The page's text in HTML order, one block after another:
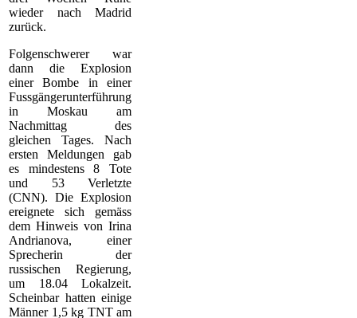
wieder nach Madrid
zurück.
Folgenschwerer war
dann die Explosion
einer Bombe in einer
Fussgängerunterführung
in Moskau am
Nachmittag des
gleichen Tages. Nach
ersten Meldungen gab
es mindestens 8 Tote
und 53 Verletzte
(CNN). Die Explosion
ereignete sich gemäss
dem Hinweis von Irina
Andrianova, einer
Sprecherin der
russischen Regierung,
um 18.04 Lokalzeit.
Scheinbar hatten einige
Männer 1,5 kg TNT am